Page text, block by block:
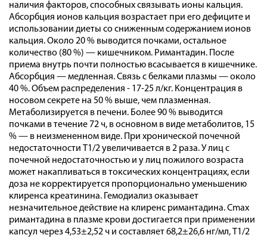
наличия факторов, способных связывать ионы кальция.
Абсорбция ионов кальция возрастает при его дефиците и
использовании диеты со сниженным содержанием ионов
кальция. Около 20 % выводится почками, остальное
количество (80 %) — кишечником. Римантадин. После
приема внутрь почти полностью всасывается в кишечнике.
Абсорбция — медленная. Связь с белками плазмы — около
40 %. Объем распределения - 17-25 л/кг. Концентрация в
носовом секрете на 50 % выше, чем плазменная.
Метаболизируется в печени. Более 90 % выводится
почками в течение 72 ч, в основном в виде метаболитов, 15
% — в неизмененном виде. При хронической почечной
недостаточности T1/2 увеличивается в 2 раза. У лиц с
почечной недостаточностью и у лиц пожилого возраста
может накапливаться в токсических концентрациях, если
доза не корректируется пропорционально уменьшению
клиренса креатинина. Гемодиализ оказывает
незначительное действие на клиренс римантадина. Cmax
римантадина в плазме крови достигается при применении
капсул через 4,53±2,52 ч и составляет 68,2±26,6 нг/мл, T1/2